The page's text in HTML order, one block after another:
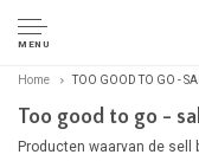
MENU
Home TOO GOOD TO GO -
Too good to go -
Producten waarvan de